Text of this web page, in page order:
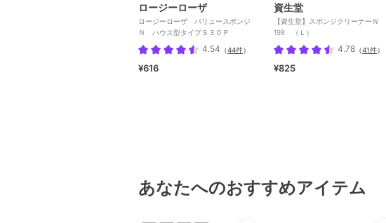
ロージーローザ
ロージーローザ バリュースポンジ
Ｎ ハウス型タイプＳ３０Ｐ
4.54 （44件）
¥616
資生堂
【資生堂】スポンジクリーナーＮ
198 （Ｌ）
4.78 （41件）
¥825
あなたへのおすすめアイテム